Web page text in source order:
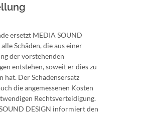
ersetzt MEDIA SOUND
alle Schäden, die aus einer
der vorstehenden
entstehen, soweit er dies zu
hat. Der Schadensersatz
die angemessenen Kosten
Rechtsverteidigung.
DESIGN informiert den